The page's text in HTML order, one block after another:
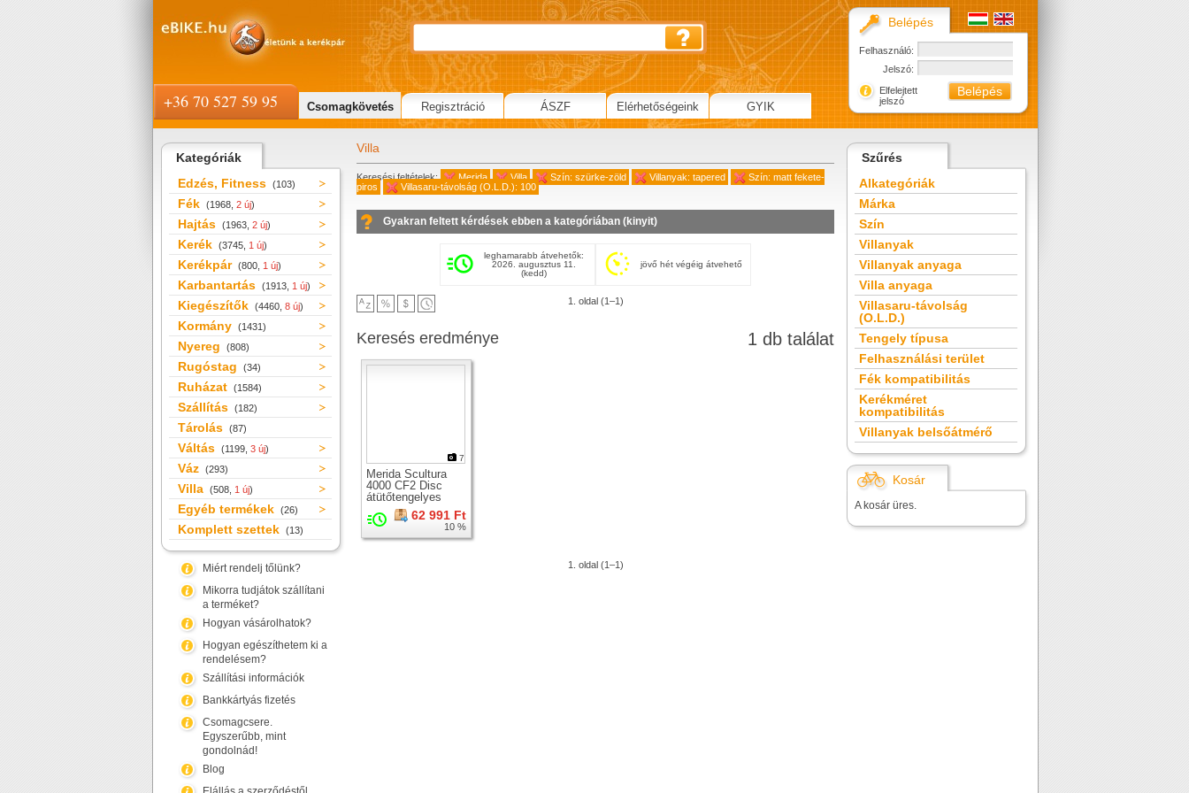
Kategóriák
Edzés, Fitness (103)
Fék (1968, 2 új)
Hajtás (1963, 2 új)
Kerék (3745, 1 új)
Kerékpár (800, 1 új)
Karbantartás (1913, 1 új)
Kiegészítők (4460, 8 új)
Kormány (1431)
Nyereg (808)
Rugóstag (34)
Ruházat (1584)
Szállítás (182)
Tárolás (87)
Váltás (1199, 3 új)
Váz (293)
Villa (508, 1 új)
Egyéb termékek (26)
Komplett szettek (13)
Miért rendelj tőlünk?
Mikorra tudjátok szállítani
a terméket?
Hogyan vásárolhatok?
Hogyan egészíthetem ki a
rendelésem?
Szállítási információk
Bankkártyás fizetés
Csomagcsere.
Egyszerűbb, mint
gondolnád!
Blog
Villa
Keresési feltételek: Merida Villa Szín: szürke-zöld Villanyak: tapered
Szín: matt fekete-
piros
Villasaru-távolság (O.L.D.): 100
Gyakran feltett kérdések ebben a kategóriában (kinyit)
leghamarabb átvehetők:
2026. augusztus 11.
(kedd)
jövő hét végéig átvehető
1. oldal (1–1)
1 db találat
Keresés eredménye
7
Merida Scultura
4000 CF2 Disc
átütőtengelyes
országúti karbon
merev villa +62 991 Ft
10 %
1. oldal (1–1)
Szűrés
Alkategóriák
Márka
Szín
Villanyak
Villanyak anyaga
Villa anyaga
Villasaru-távolság
(O.L.D.)
Tengely típusa
Felhasználási terület
Fék kompatibilitás
Kerékméret
kompatibilitás
Villanyak belsőátmérő
Kosár
A kosár üres.
Belépés
Felhasználó:
Jelszó:
Elfelejtett
jelszó
+36 70 527 59 95 Csomagkövetés Regisztráció ÁSZF Elérhetőségeink GYIK